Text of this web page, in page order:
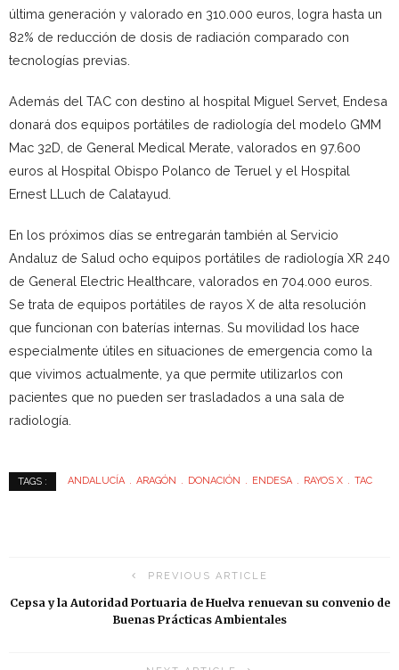
última generación y valorado en 310.000 euros, logra hasta un
82% de reducción de dosis de radiación comparado con
tecnologías previas.
Además del TAC con destino al hospital Miguel Servet, Endesa
donará dos equipos portátiles de radiología del modelo GMM
Mac 32D, de General Medical Merate, valorados en 97.600
euros al Hospital Obispo Polanco de Teruel y el Hospital
Ernest LLuch de Calatayud.
En los próximos días se entregarán también al Servicio
Andaluz de Salud ocho equipos portátiles de radiología XR 240
de General Electric Healthcare, valorados en 704.000 euros.
Se trata de equipos portátiles de rayos X de alta resolución
que funcionan con baterías internas. Su movilidad los hace
especialmente útiles en situaciones de emergencia como la
que vivimos actualmente, ya que permite utilizarlos con
pacientes que no pueden ser trasladados a una sala de
radiología.
TAGS : ANDALUCÍA ARAGÓN DONACIÓN ENDESA RAYOS X TAC
PREVIOUS ARTICLE
Cepsa y la Autoridad Portuaria de Huelva renuevan su convenio de
Buenas Prácticas Ambientales